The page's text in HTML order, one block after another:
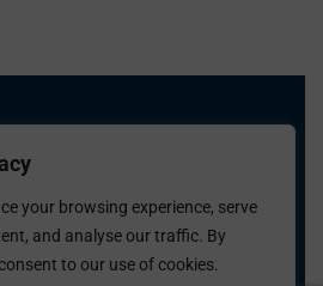
your browsing experience, serve
and analyse our traffic. By
to our use of cookies.
Valle d'Aosta
10 - 11100 Aosta
Fiscale 80004330074